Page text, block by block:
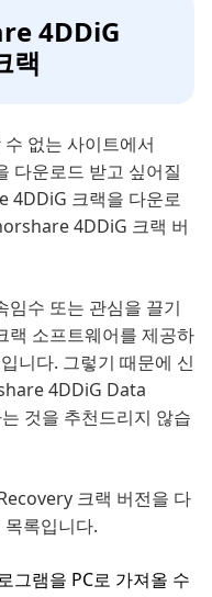
4DDiG
랙
없는 사이트에서
다운로드 받고 싶어질
4DDiG 크랙을 다운로
4DDiG 크랙 버
임수 또는 관심을 끌기
랙 소프트웨어를 제공하
니다. 그렇기 때문에 신
4DDiG Data
것을 추천드리지 않습
크랙 버전을 다
록입니다.
그램을 PC로 가져올 수